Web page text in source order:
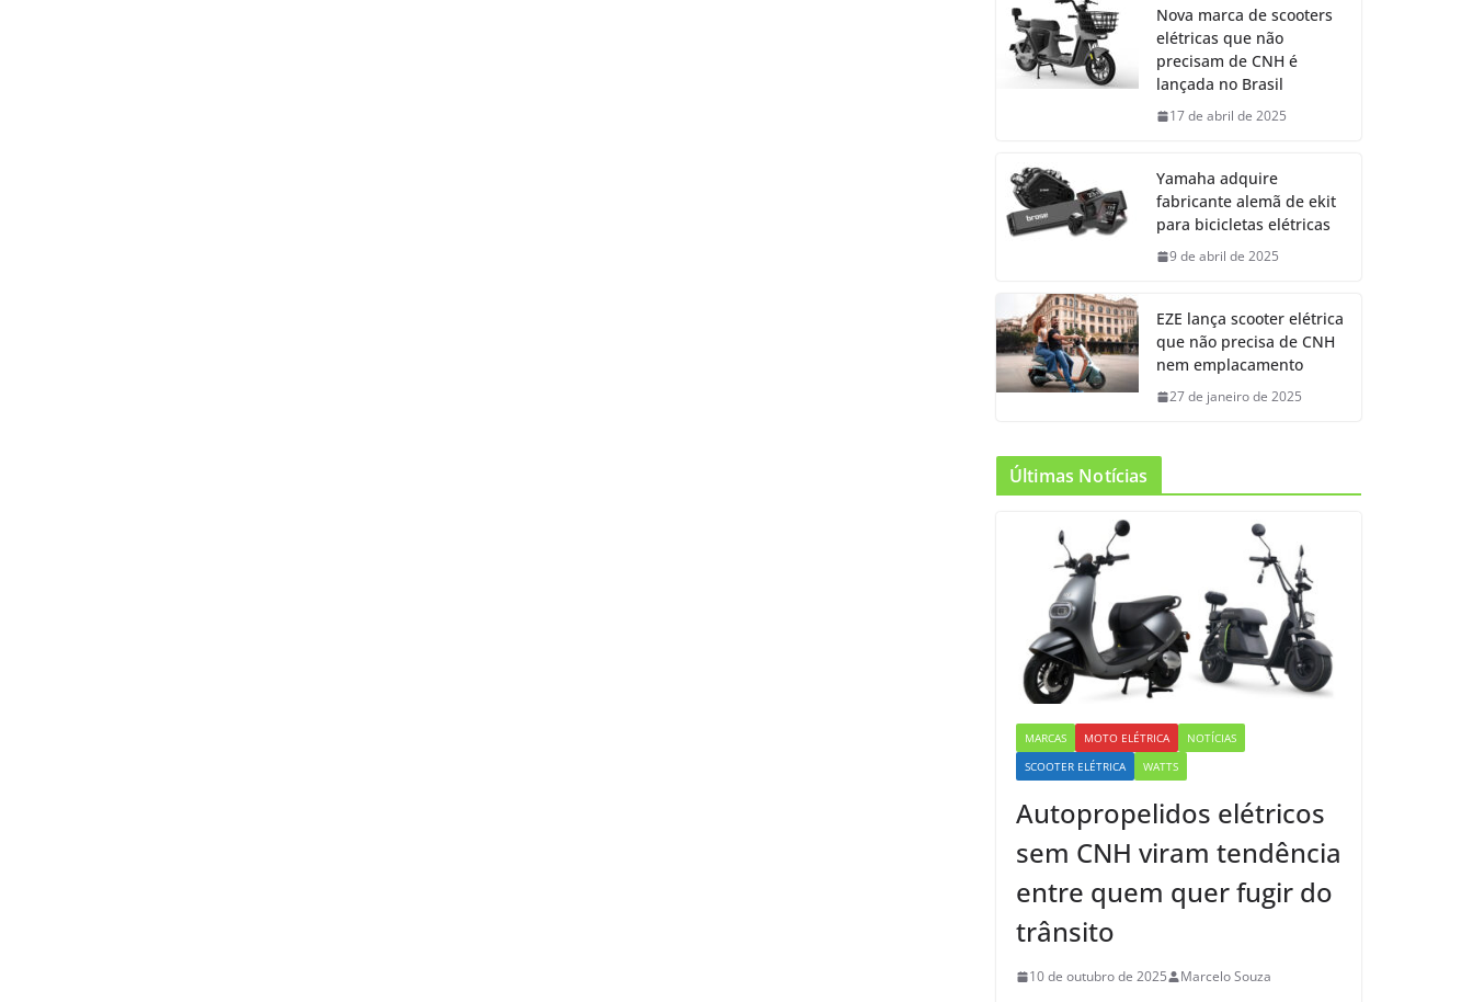
Nova marca de scooters
elétricas que não
precisam de CNH é
lançada no Brasil
17 de abril de 2025
Yamaha adquire
fabricante alemã de ekit
para bicicletas elétricas
9 de abril de 2025
EZE lança scooter elétrica
que não precisa de CNH
nem emplacamento
27 de janeiro de 2025
Últimas Notícias
MARCAS MOTO ELÉTRICA
NOTÍCIAS
SCOOTER ELÉTRICA
WATTS
Autopropelidos elétricos
sem CNH viram tendência
entre quem quer fugir do
trânsito
10 de outubro de 2025 Marcelo Souza